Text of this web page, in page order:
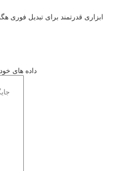
ابزاری قدرتمند برای تبدیل فوری
داده های خود